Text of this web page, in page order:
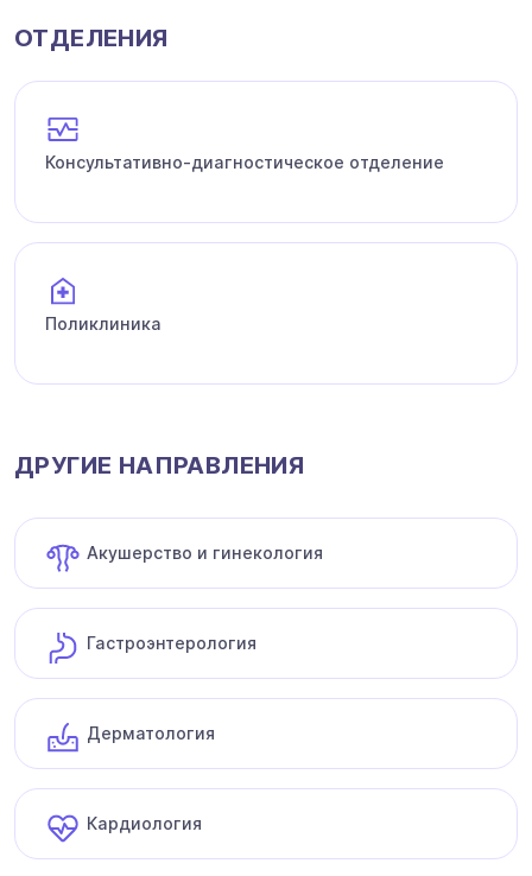
ОТДЕЛЕНИЯ
Консультативно-диагностическое отделение
Поликлиника
ДРУГИЕ НАПРАВЛЕНИЯ
Акушерство и гинекология
Гастроэнтерология
Дерматология
Кардиология